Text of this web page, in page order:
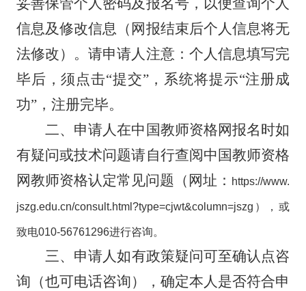
妥善保管个人密码及报名号，以便查询个人
信息及修改信息（网报结束后个人信息将无
法修改）。请申请人注意：个人信息填写完
毕后，须点击“提交”，系统将提示“注册成
功”，注册完毕。
二、申请人在中国教师资格网报名时如
有疑问或技术问题请自行查阅中国教师资格
网教师资格认定常见问题（网址：
https://www.
jszg.edu.cn/consult.html?type=cjwt&column=jszg ），或
致电010-56761296进行咨询。
三、申请人如有政策疑问可至确认点咨
询（也可电话咨询），确定本人是否符合申